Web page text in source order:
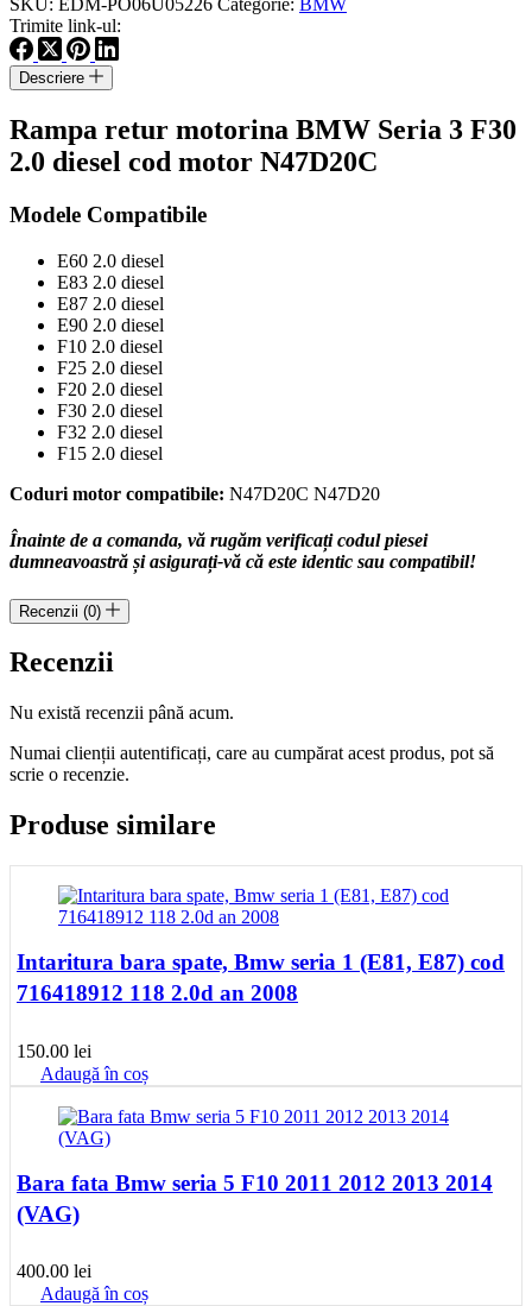
BMW
Seria
3
F30
diesel
cod
motor
SKU: EDM-PO06U05226 Categorie: BMW
Trimite link-ul:
Descriere
Rampa retur motorina BMW Seria 3 F30
2.0 diesel cod motor N47D20C
Modele Compatibile
E60 2.0 diesel
E83 2.0 diesel
E87 2.0 diesel
E90 2.0 diesel
F10 2.0 diesel
F25 2.0 diesel
F20 2.0 diesel
F30 2.0 diesel
F32 2.0 diesel
F15 2.0 diesel
Coduri motor compatibile: N47D20C N47D20
Înainte de a comanda, vă rugăm verificați codul piesei
dumneavoastră și asigurați-vă că este identic sau compatibil!
Recenzii (0)
Recenzii
Nu există recenzii până acum.
Numai clienții autentificați, care au cumpărat acest produs, pot să
scrie o recenzie.
Produse similare
Intaritura bara spate, Bmw seria 1 (E81, E87) cod
716418912 118 2.0d an 2008
150.00 lei
Adaugă în coș
Bara fata Bmw seria 5 F10 2011 2012 2013 2014
(VAG)
400.00 lei
Adaugă în coș